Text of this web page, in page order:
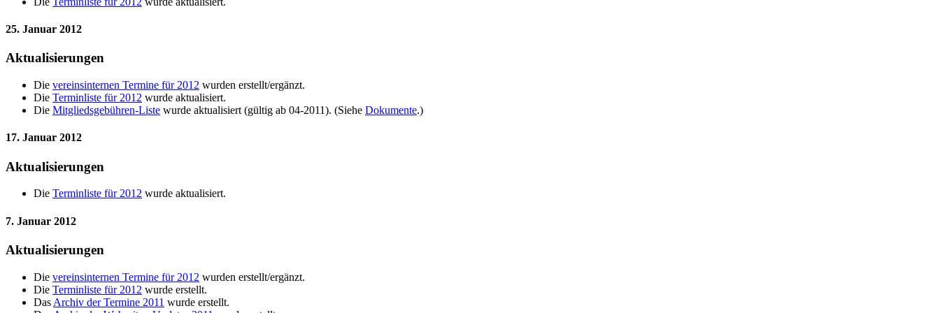
25. Januar 2012
Aktualisierungen
Die vereinsinternen Termine für 2012 wurden erstellt/ergänzt.
Die Terminliste für 2012 wurde aktualisiert.
Die Mitgliedsgebühren-Liste wurde aktualisiert (gültig ab 04-2011). (Siehe Dokumente.)
17. Januar 2012
Aktualisierungen
Die Terminliste für 2012 wurde aktualisiert.
7. Januar 2012
Aktualisierungen
Die vereinsinternen Termine für 2012 wurden erstellt/ergänzt.
Die Terminliste für 2012 wurde erstellt.
Das Archiv der Termine 2011 wurde erstellt.